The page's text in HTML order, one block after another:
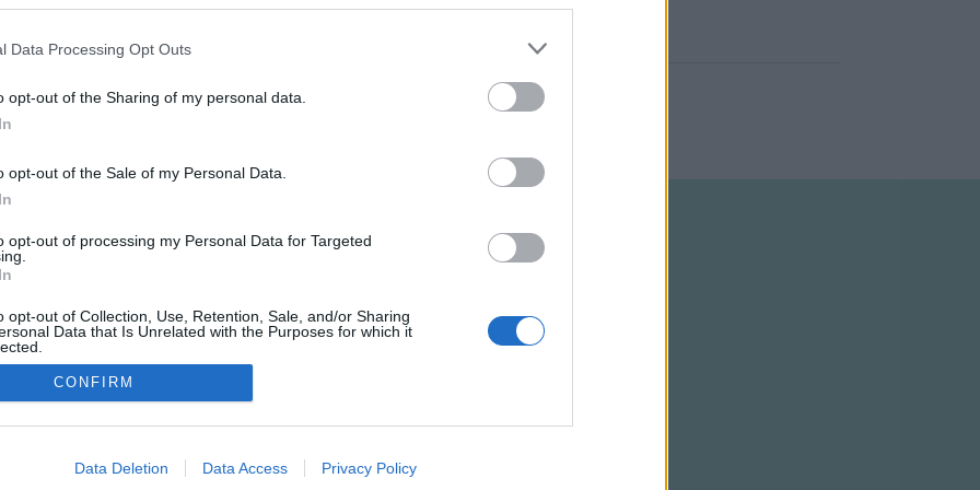
Data Processing Opt Outs
opt-out of the Sharing of my personal data.
opt-out of the Sale of my Personal Data.
opt-out of processing my Personal Data for Targeted
opt-out of Collection, Use, Retention, Sale, and/or Sharing
Data that Is Unrelated with the Purposes for which it
allow Google to enable storage related to advertising like cookies on
CONFIRM
Data Deletion Data Access Privacy Policy
NÉPI